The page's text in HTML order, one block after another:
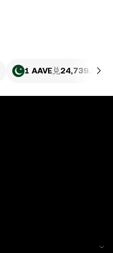
1 AAVE兑24,739.19